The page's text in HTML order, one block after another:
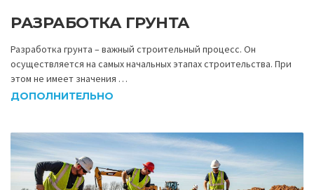
РАЗРАБОТКА ГРУНТА
Разработка грунта – важный строительный процесс. Он
осуществляется на самых начальных этапах строительства. При
этом не имеет значения …
ДОПОЛНИТЕЛЬНО